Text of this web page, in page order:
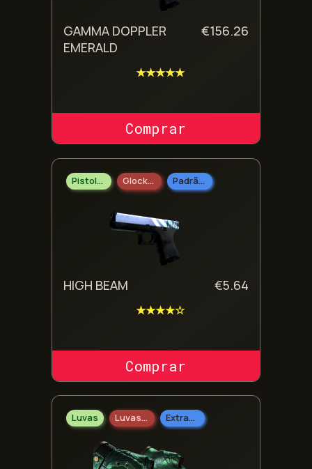
GAMMA DOPPLER
EMERALD
€156.26
★★★★★
COMPRAR SKIN
Pistolas Glock-18 Padrão Industrial
HIGH BEAM €5.64
★★★★☆
COMPRAR SKIN
Luvas Luvas Broken Fang Extraordinário